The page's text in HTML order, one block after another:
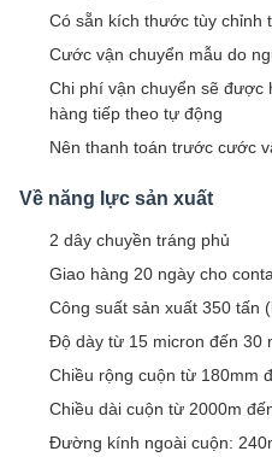
Có sẵn kích thước tùy chỉnh
Cước vận chuyển mẫu do
Chi phí vận chuyển sẽ được
hàng tiếp theo tự động
Nên thanh toán trước cước
Về năng lực sản xuất
2 dây chuyền tráng phủ
Giao hàng 20 ngày cho
Công suất sản xuất 350 tấn
Độ dày từ 15 micron đến 30
Chiều rộng cuộn từ 180mm
Chiều dài cuộn từ 2000m
Đường kính ngoài cuộn: